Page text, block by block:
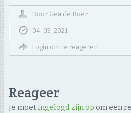
Door Gea de Boer
04-03-2021
Login om te reageren
Reageer
Je moet ingelogd zijn op om een